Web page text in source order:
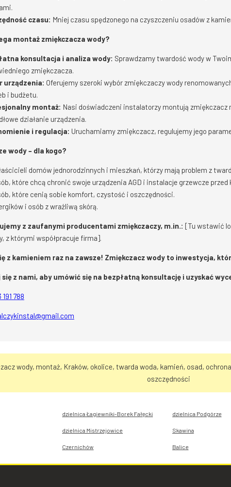
czasu: Mniej czasu spędzonego na czyszczeniu osadów z
montaż zmiękczacza wody?
konsultacja i analiza wody: Sprawdzamy twardość wody w
zmiękczacza.
urządzenia: Oferujemy szeroki wybór zmiękczaczy wody
i budżetu.
montaż: Nasi doświadczeni instalatorzy montują zmiękczacz
działanie urządzenia.
i regulacja: Uruchamiamy zmiękczacz, regulujemy jego
wody – dla kogo?
domów jednorodzinnych i mieszkań, którzy mają problem z
które chcą chronić swoje urządzenia AGD i instalacje grzewcze przed
które cenią sobie komfort, czystość i oszczędności.
i osób z wrażliwą skórą.
z zaufanymi producentami zmiękczaczy, m.in.: [Tu wstawić
z którymi współpracuje firma].
z kamieniem raz na zawsze! Zmiękczacz wody to inwestycja,
z nami, aby umówić się na bezpłatną konsultację i uzyskać
191 788
wody, montaż, Kraków, okolice, twarda woda, kamień, osad,
oszczędności
dzielnica Łagiewniki-Borek Fałęcki dzielnica Podgórze
dzielnica Mistrzejowice Skawina
Czernichów Balice